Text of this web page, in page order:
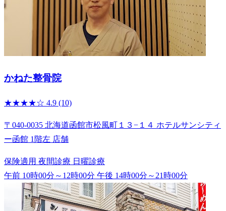
かねた整骨院
★★★★☆ 4.9 (10)
〒040-0035 北海道函館市松風町１３−１４ ホテルサンシティ
ー函館 1階左 店舗
保険適用 夜間診療 日曜診療
午前 10時00分～12時00分 午後 14時00分～21時00分